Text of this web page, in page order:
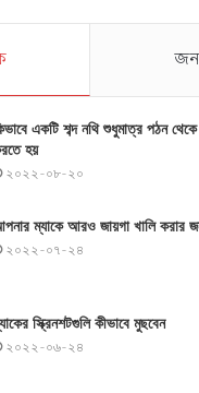
একটি শব্দ নথি শুধুমাত্র পঠন থেকে
হয়
২০২২-০৮-২০
ম্যাকে আরও জায়গা খালি করার
২০২২-০৭-২৪
স্ক্রিনশটগুলি কীভাবে মুছবেন
২০২২-০৬-২৪